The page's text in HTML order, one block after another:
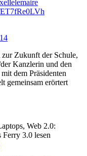
Zukunft der Schule,
Kanzlerin und den
dem Präsidenten
gemeinsam erörtert
Web 2.0:
Ferry 3.0 lesen